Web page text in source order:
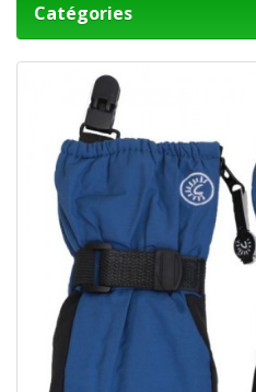
Catégories